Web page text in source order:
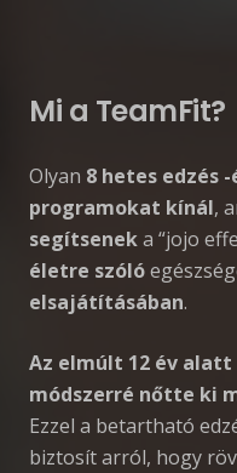
Mi a TeamFit?
Olyan 8 hetes edzés
programokat kínál,
segítseneka “jojo
életre szóló
elsajátításában.
Az elmúlt 12 év alatt
módszerré nőtte ki
Ezzel a betartható
biztosít arról, hogy